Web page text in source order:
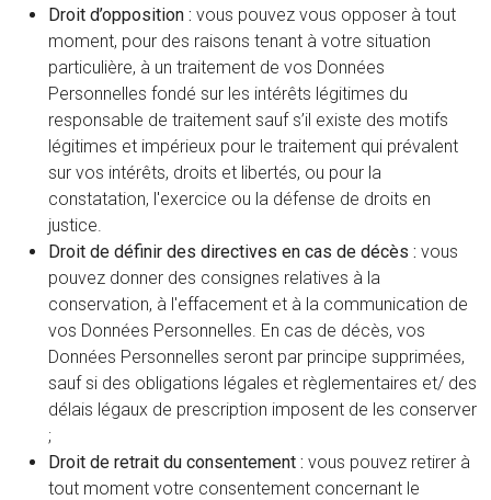
Droit d’opposition : vous pouvez vous opposer à tout
moment, pour des raisons tenant à votre situation
particulière, à un traitement de vos Données
Personnelles fondé sur les intérêts légitimes du
responsable de traitement sauf s’il existe des motifs
légitimes et impérieux pour le traitement qui prévalent
sur vos intérêts, droits et libertés, ou pour la
constatation, l'exercice ou la défense de droits en
justice.
Droit de définir des directives en cas de décès : vous
pouvez donner des consignes relatives à la
conservation, à l'effacement et à la communication de
vos Données Personnelles. En cas de décès, vos
Données Personnelles seront par principe supprimées,
sauf si des obligations légales et règlementaires et/ des
délais légaux de prescription imposent de les conserver
;
Droit de retrait du consentement : vous pouvez retirer à
tout moment votre consentement concernant le